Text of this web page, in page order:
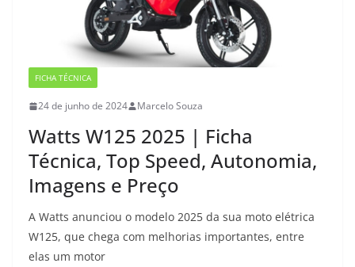
FICHA TÉCNICA
24 de junho de 2024 Marcelo Souza
Watts W125 2025 | Ficha
Técnica, Top Speed, Autonomia,
Imagens e Preço
A Watts anunciou o modelo 2025 da sua moto elétrica
W125, que chega com melhorias importantes, entre
elas um motor